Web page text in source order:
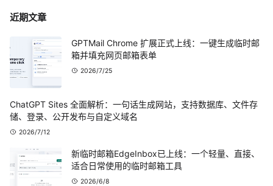
近期文章
GPTMail Chrome 扩展正式上线：一键生成临时邮
箱并填充网页邮箱表单
2026/7/25
ChatGPT Sites 全面解析：一句话生成网站，支持数据库、文件存
储、登录、公开发布与自定义域名
2026/7/12
新临时邮箱EdgeInbox已上线：一个轻量、直接、
适合日常使用的临时邮箱工具
2026/6/8